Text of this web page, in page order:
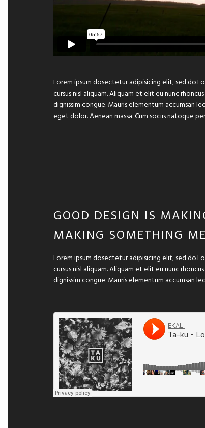
Lorem ipsum dosectetur adipisicing elit, sed
cursus nisl aliquam. Aliquam et elit eu nunc
dignissim congue. Mauris elementum accumsan
eget dolor. Aenean massa. Cum sociis natoque
GOOD DESIGN IS
MAKING SOMETHING
Lorem ipsum dosectetur adipisicing elit, sed
cursus nisl aliquam. Aliquam et elit eu nunc
dignissim congue. Mauris elementum accumsan